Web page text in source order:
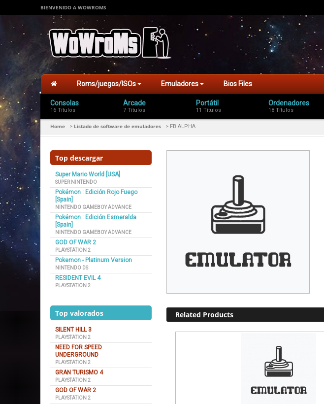
BIENVENIDO A WOWROMS
Roms/juegos/ISOs Emuladores Bios Files
Consolas
16 Títulos
Arcade
7 Títulos
Portátil
11 Títulos
Ordenadores
18 Títulos
Home > Listado de software de emuladores > FB ALPHA
Top descargar
Super Mario World [USA]
SUPER NINTENDO
Pokémon : Edición Rojo Fuego
[Spain]
NINTENDO GAMEBOY ADVANCE
Pokémon : Edición Esmeralda
[Spain]
NINTENDO GAMEBOY ADVANCE
GOD OF WAR 2
PLAYSTATION 2
Pokemon - Platinum Version
NINTENDO DS
RESIDENT EVIL 4
PLAYSTATION 2
Top valorados
SILENT HILL 3
PLAYSTATION 2
NEED FOR SPEED
UNDERGROUND
PLAYSTATION 2
GRAN TURISMO 4
PLAYSTATION 2
GOD OF WAR 2
PLAYSTATION 2
Related Products